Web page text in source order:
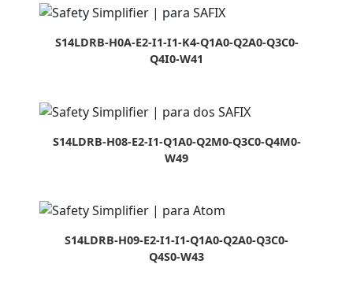
S14LDRB-H0A-E2-I1-I1-K4-Q1A0-Q2A0-Q3C0-
Q4I0-W41
S14LDRB-H08-E2-I1-Q1A0-Q2M0-Q3C0-Q4M0-
W49
S14LDRB-H09-E2-I1-I1-Q1A0-Q2A0-Q3C0-
Q4S0-W43